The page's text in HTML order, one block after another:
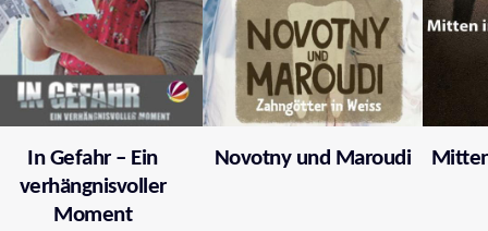
In Gefahr – Ein
verhängnisvoller
Moment
Novotny und Maroudi